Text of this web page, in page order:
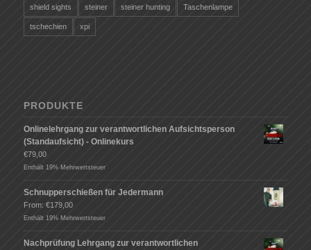
shield sights steiner steiner hunting Taschenlampe
tschechien xpi
PRODUKTE
Onlinelehrgang zur verantwortlichen Aufsichtsperson
(Standaufsicht) - Onlinekurs
€79,00
Enthält 19% Mehrwertsteuer
Schnupperschießen für Jedermann
From: €179,00
Enthält 19% Mehrwertsteuer
Nachprüfung Lehrgang zur verantwortlichen